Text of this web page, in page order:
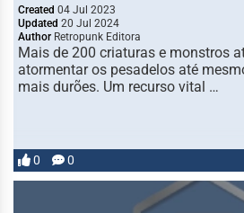
Created 04 Jul 2023
Updated 20 Jul 2024
Author Retropunk Editora
Mais de 200 criaturas e monstros
atormentar os pesadelos até
mais durões. Um recurso vital …
0 0